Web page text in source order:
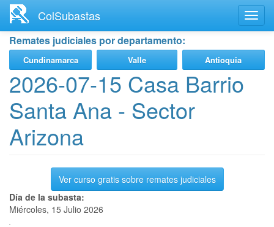
contenido
principal
ColSubastas
Remates judiciales por departamento:
Cundinamarca Valle Antioquia
2026-07-15 Casa Barrio
Santa Ana - Sector
Arizona
Ver curso gratis sobre remates judiciales
Día de la subasta:
Miércoles, 15 Julio 2026